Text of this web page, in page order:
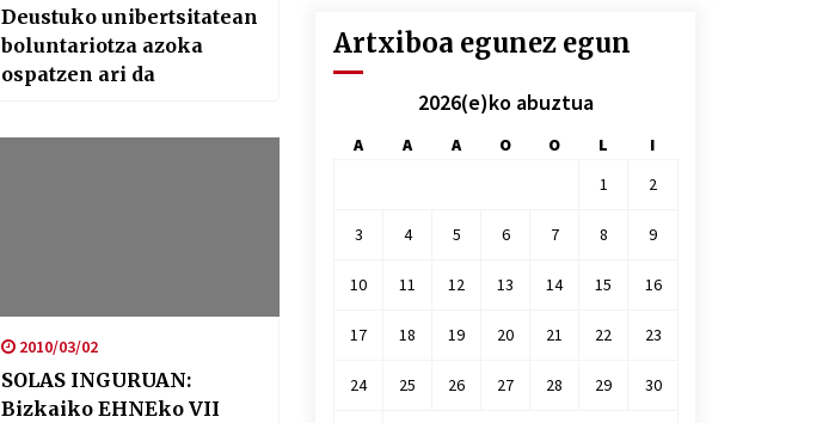
Deustuko unibertsitatean
boluntariotza azoka
ospatzen ari da
2010/03/02
SOLAS INGURUAN:
Bizkaiko EHNEko VII
Artxiboa egunez egun
2026(e)ko abuztua
A A A O O L
I
1
2
3 4 5 6 7 8 9
10 11 12 13 14 15 16
17 18 19 20 21 22 23
24 25 26 27 28 29 30